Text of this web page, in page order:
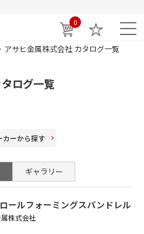
0
アサヒ金属株式会社 カタログ一覧
ログ一覧
カーから探す
ギャラリー
ールフォーミングスパンドレル
株式会社